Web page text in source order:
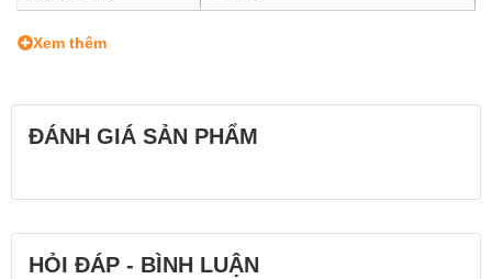
Xem thêm
ĐÁNH GIÁ SẢN PHẨM
HỎI ĐÁP - BÌNH LUẬN